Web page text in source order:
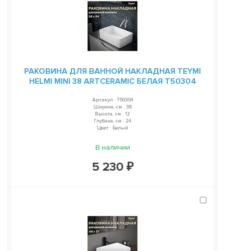
РАКОВИНА ДЛЯ ВАННОЙ НАКЛАДНАЯ TEYMI
HELMI MINI 38 ARTCERAMIC БЕЛАЯ T50304
Артикул : T50304
Ширина, см : 38
Высота, см : 12
Глубина, см : 24
Цвет : Белый
В наличии
5 230 ₽